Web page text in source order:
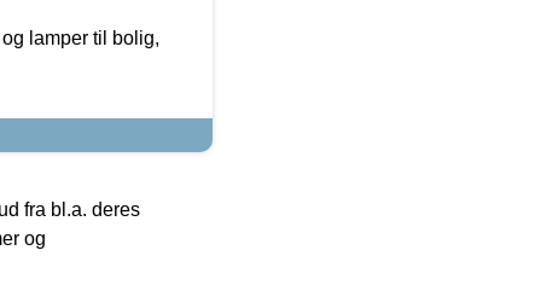
lamper til bolig,
fra bl.a. deres
og